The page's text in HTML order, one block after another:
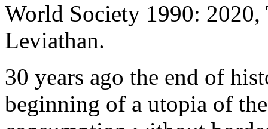
World Society 1990: 2020,
Leviathan.
30 years ago the end of
beginning of a utopia of